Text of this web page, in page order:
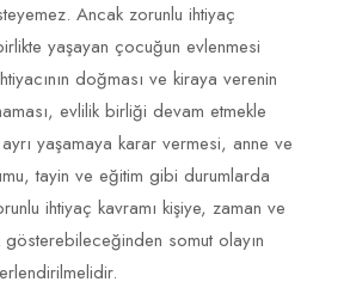
Ancak zorunlu ihtiyaç
yaşayan çocuğun evlenmesi
doğması ve kiraya verenin
evlilik birliği devam etmekle
yaşamaya karar vermesi, anne ve
tayin ve eğitim gibi durumlarda
ihtiyaç kavramı kişiye, zaman ve
somut olayın